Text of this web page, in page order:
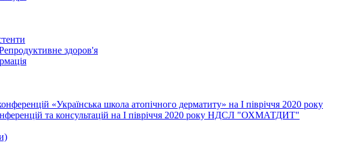
здоров'я
«Українська школа атопічного дерматиту» на І півріччя 2020 року
та консультацій на І півріччя 2020 року НДСЛ "ОХМАТДИТ"